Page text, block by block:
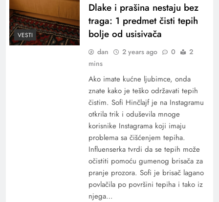
VESTI
Dlake i prašina nestaju bez
traga: 1 predmet čisti tepih
bolje od usisivača
dan 2 years ago 0
2
mins
Ako imate kućne ljubimce, onda
znate kako je teško održavati tepih
čistim. Sofi Hinčlajf je na Instagramu
otkrila trik i oduševila mnoge
korisnike Instagrama koji imaju
problema sa čišćenjem tepiha.
Influenserka tvrdi da se tepih može
očistiti pomoću gumenog brisača za
pranje prozora. Sofi je brisač lagano
povlačila po površini tepiha i tako iz
njega…